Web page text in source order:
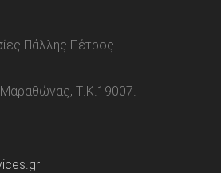
Πάλλης Πέτρος
Τ.Κ.19007.